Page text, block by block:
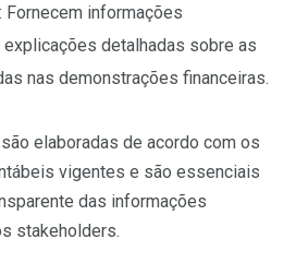
informações
detalhadas sobre as
nas demonstrações financeiras.
elaboradas de acordo com os
vigentes e são essenciais
das informações
stakeholders.